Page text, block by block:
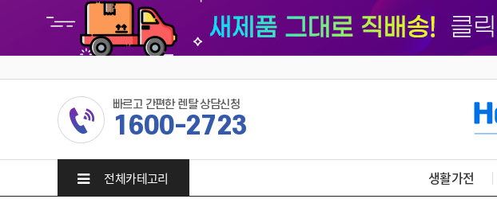
빠르고 간편한 렌탈 상담신청
1600-2723
전체카테고리 생활가전